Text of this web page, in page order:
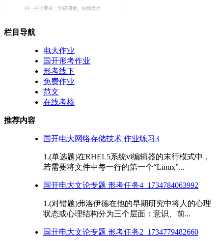
栏目导航
电大作业
国开形考作业
形考线下
免费作业
范文
在线考核
推荐内容
国开电大网络存储技术 作业练习3
1.(单选题)在RHEL5系统vi编辑器的末行模式中，
若需要将文件中每一行的第一个“Linux”...
国开电大文论专题 形考任务4_1734784063992
1.(对错题)弗洛伊德在他的早期研究中将人的心理
状态或心理结构分为三个层面：意识、前...
国开电大文论专题 形考任务2_1734779482660